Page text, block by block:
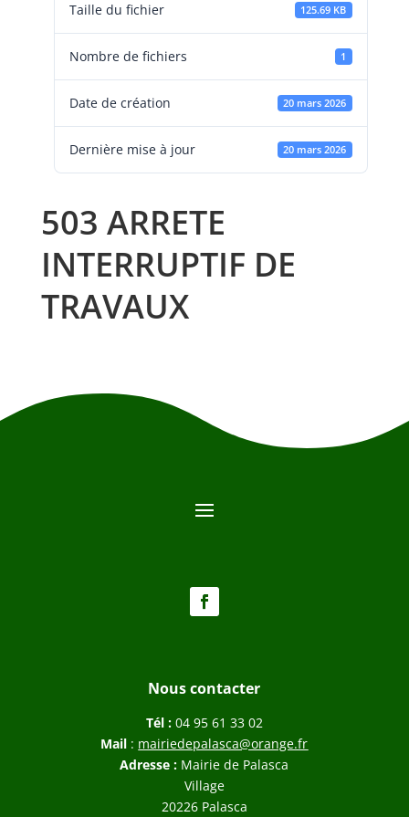
Taille du fichier 125.69 KB
Nombre de fichiers 1
Date de création 20 mars 2026
Dernière mise à jour 20 mars 2026
503 ARRETE
INTERRUPTIF DE
TRAVAUX
Nous contacter
Tél : 04 95 61 33 02
Mail : mairiedepalasca@orange.fr
Adresse : Mairie de Palasca
Village
20226 Palasca